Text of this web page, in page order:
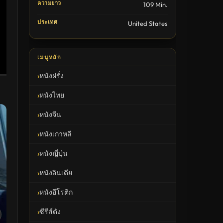
ความยาว 109 Min.
ประเทศ United States
เมนูหลัก
หนังฝรั่ง
หนังไทย
หนังจีน
หนังเกาหลี
หนังญี่ปุ่น
หนังอินเดีย
หนังอีโรติก
ซีรีส์ดัง